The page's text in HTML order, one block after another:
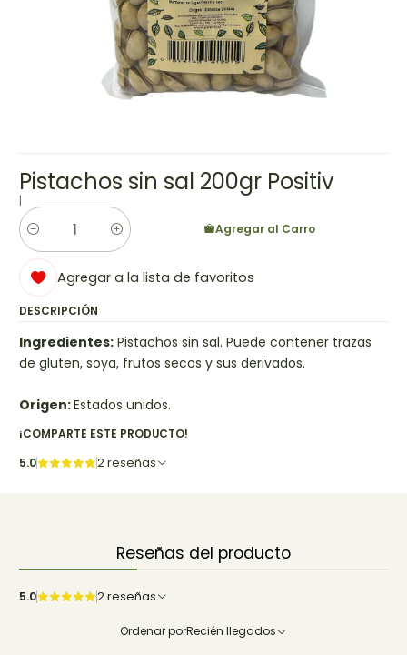
Pistachos sin sal 200gr Positiv
|
Cantidad
Agregar al Carro
Agregar a la lista de favoritos
DESCRIPCIÓN
Ingredientes: Pistachos sin sal. Puede contener trazas
de gluten, soya, frutos secos y sus derivados.
Origen:Estados unidos.
¡COMPARTE ESTE PRODUCTO!
5.0 2 reseñas
Reseñas del producto
5.0 2 reseñas
Ordenar porRecién llegados